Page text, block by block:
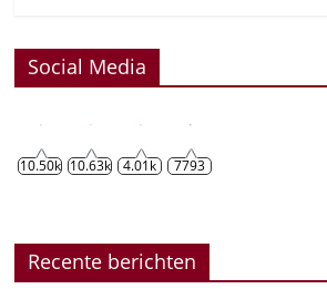
Social Media
10.50k 10.63k 4.01k 7793
Recente berichten